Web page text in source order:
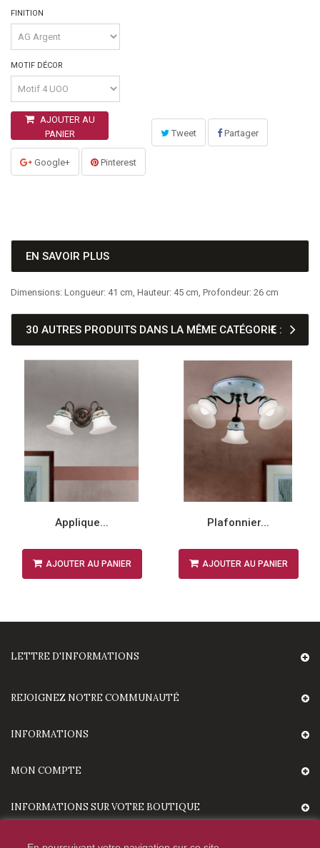
FINITION
MOTIF DÉCOR
AJOUTER AU
PANIER
Tweet Partager
Google+ Pinterest
EN SAVOIR PLUS
Dimensions: Longueur: 41 cm, Hauteur: 45 cm, Profondeur: 26 cm
30 AUTRES PRODUITS DANS LA MÊME CATÉGORIE :
Applique...
AJOUTER AU PANIER
Plafonnier...
AJOUTER AU PANIER
LETTRE D'INFORMATIONS
REJOIGNEZ NOTRE COMMUNAUTÉ
INFORMATIONS
MON COMPTE
INFORMATIONS SUR VOTRE BOUTIQUE